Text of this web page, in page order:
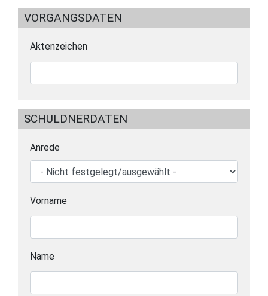
VORGANGSDATEN
Aktenzeichen
SCHULDNERDATEN
Anrede
Vorname
Name